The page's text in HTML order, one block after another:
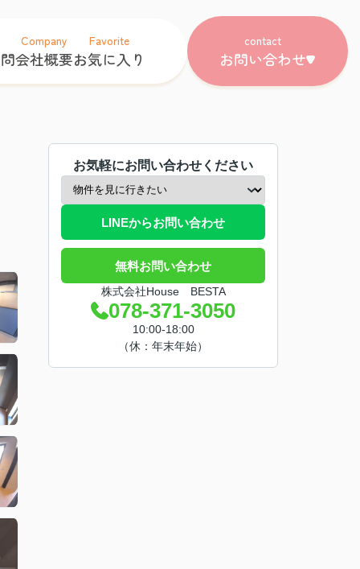
Company
会社概要
Favorite
お気に入り
contact
お問い合わせ
お気軽にお問い合わせください
LINEからお問い合わせ
無料お問い合わせ
株式会社House BESTA
078-371-3050
10:00-18:00
（休：年末年始）